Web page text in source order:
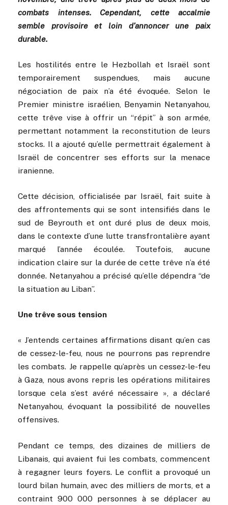
combats intenses. Cependant, cette accalmie
semble provisoire et loin d’annoncer une paix
durable.
Les hostilités entre le Hezbollah et Israël sont
temporairement suspendues, mais aucune
négociation de paix n’a été évoquée. Selon le
Premier ministre israélien, Benyamin Netanyahou,
cette trêve vise à offrir un “répit” à son armée,
permettant notamment la reconstitution de leurs
stocks. Il a ajouté qu’elle permettrait également à
Israël de concentrer ses efforts sur la menace
iranienne.
Cette décision, officialisée par Israël, fait suite à
des affrontements qui se sont intensifiés dans le
sud de Beyrouth et ont duré plus de deux mois,
dans le contexte d’une lutte transfrontalière ayant
marqué l’année écoulée. Toutefois, aucune
indication claire sur la durée de cette trêve n’a été
donnée. Netanyahou a précisé qu’elle dépendra “de
la situation au Liban”.
Une trêve sous tension
« J’entends certaines affirmations disant qu’en cas
de cessez-le-feu, nous ne pourrons pas reprendre
les combats. Je rappelle qu’après un cessez-le-feu
à Gaza, nous avons repris les opérations militaires
lorsque cela s’est avéré nécessaire », a déclaré
Netanyahou, évoquant la possibilité de nouvelles
offensives.
Pendant ce temps, des dizaines de milliers de
Libanais, qui avaient fui les combats, commencent
à regagner leurs foyers. Le conflit a provoqué un
lourd bilan humain, avec des milliers de morts, et a
contraint 900 000 personnes à se déplacer au